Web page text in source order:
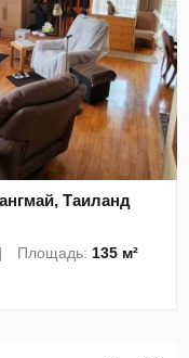
Таиланд
Площадь: 135 м²